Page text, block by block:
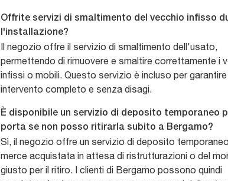
Offrite servizi di smaltimento del vecchio infisso
l'installazione?
Il negozio offre il servizio di smaltimento dell'usato,
permettendo di rimuovere e smaltire correttamente i
infissi o mobili. Questo servizio è incluso per garantire
intervento completo e senza disagi.
È disponibile un servizio di deposito temporaneo
porta se non posso ritirarla subito a Bergamo?
Sì, il negozio offre un servizio di deposito
merce acquistata in attesa di ristrutturazioni o del
giusto per il ritiro. I clienti di Bergamo possono quindi